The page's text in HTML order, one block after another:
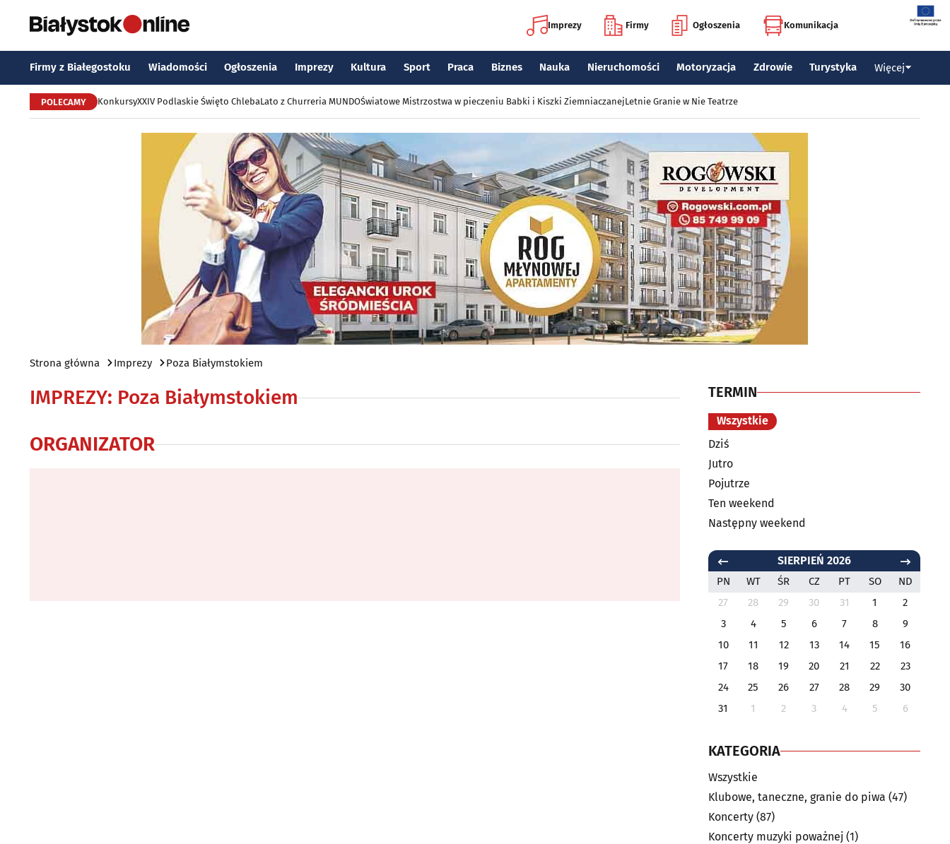
Imprezy Firmy Ogłoszenia Komunikacja
Firmy z Białegostoku Wiadomości Ogłoszenia Imprezy Kultura Sport Praca Biznes Nauka Nieruchomości Motoryzacja Zdrowie Turystyka Więcej
POLECAMY KonkursyXXIV Podlaskie Święto ChlebaLato z Churreria MUNDOŚwiatowe Mistrzostwa w pieczeniu Babki i Kiszki ZiemniaczanejLetnie Granie w Nie Teatrze
Strona główna Imprezy Poza Białymstokiem
IMPREZY: Poza Białymstokiem
ORGANIZATOR
TERMIN
Wszystkie
Dziś
Jutro
Pojutrze
Ten weekend
Następny weekend
SIERPIEŃ 2026
PN WT ŚR CZ PT SO
ND
27
28 29 30 31 1
2
3
4 5 6 7 8
9
10
11 12 13 14 15
16
17
18 19 20 21 22
23
24
25 26 27 28 29
30
31
1 2 3 4 5 6
KATEGORIA
Wszystkie
Klubowe, taneczne, granie do piwa (47)
Koncerty (87)
Koncerty muzyki poważnej (1)